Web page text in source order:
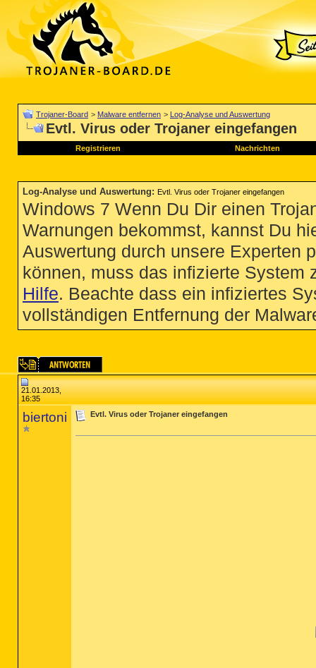
Trojaner-Board > Malware entfernen > Log-Analyse und Auswertung
Evtl. Virus oder Trojaner eingefangen
Registrieren Nachrichten
Log-Analyse und Auswertung: Evtl. Virus oder Trojaner eingefangen
Windows 7 Wenn Du Dir einen
Warnungen bekommst, kannst Du
Auswertung durch unsere Experten
können, muss das infizierte System
Hilfe. Beachte dass ein infiziertes
vollständigen Entfernung der
21.01.2013,
16:35
biertoni Evtl. Virus oder Trojaner eingefangen